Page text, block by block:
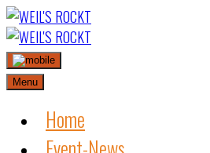
Skip
to
content
Menu
Home